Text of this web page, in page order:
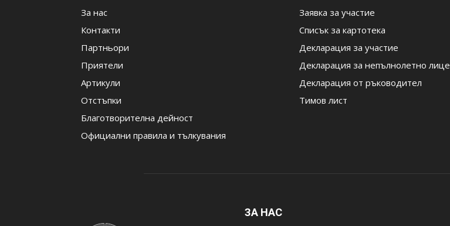
За нас
Контакти
Партньори
Приятели
Артикули
Отстъпки
Благотворителна дейност
Официални правила и тълкувания
Заявка за участие
Списък за картотека
Декларация за участие
Декларация за непълнолетно лице
Декларация от ръководител
Тимов лист
ЗА НАС